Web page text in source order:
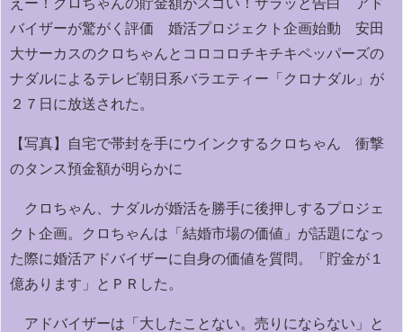
えー！クロちゃんの貯金額がスゴい！サラッと告白 アド
バイザーが驚がく評価 婚活プロジェクト企画始動 安田
大サーカスのクロちゃんとコロコロチキチキペッパーズの
ナダルによるテレビ朝日系バラエティー「クロナダル」が
２７日に放送された。
【写真】自宅で帯封を手にウインクするクロちゃん 衝撃
のタンス預金額が明らかに
クロちゃん、ナダルが婚活を勝手に後押しするプロジェ
クト企画。クロちゃんは「結婚市場の価値」が話題になっ
た際に婚活アドバイザーに自身の価値を質問。「貯金が１
億あります」とＰＲした。
アドバイザーは「大したことない。売りにならない」と